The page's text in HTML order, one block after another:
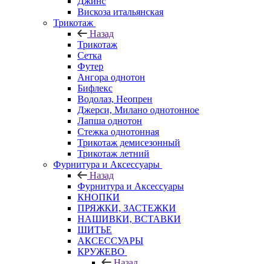
Вискоза итальянская
Трикотаж
Назад
Трикотаж
Сетка
Футер
Ангора однотон
Бифлекс
Водолаз, Неопрен
Джерси, Милано однотонное
Лапша однотон
Стежка однотонная
Трикотаж демисезонный
Трикотаж летний
Фурнитура и Аксессуары
Назад
Фурнитура и Аксессуары
КНОПКИ
ПРЯЖКИ, ЗАСТЕЖКИ
НАШИВКИ, ВСТАВКИ
ШИТЬЕ
АКСЕССУАРЫ
КРУЖЕВО